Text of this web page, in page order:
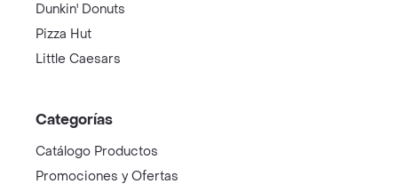
Dunkin' Donuts
Pizza Hut
Little Caesars
Categorías
Catálogo Productos
Promociones y Ofertas